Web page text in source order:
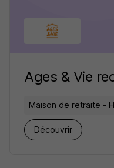
Ages & Vie
Maison de retraite -
âgées
Découvrir